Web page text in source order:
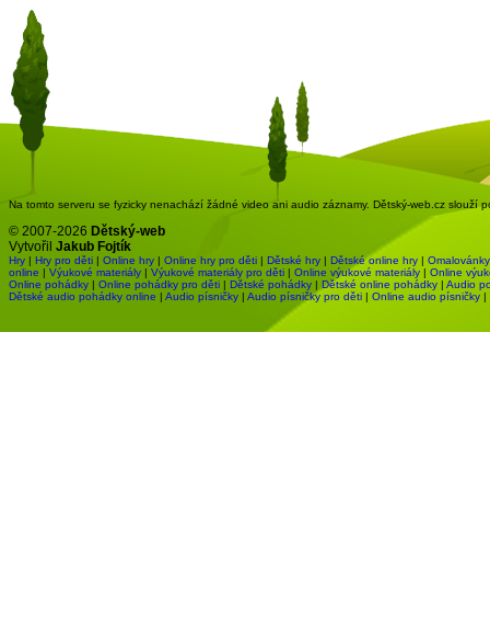
Na tomto serveru se fyzicky nenachází žádné video ani audio záznamy. Dětský-web.cz slouží
© 2007-2026 Dětský-web
Vytvořil Jakub Fojtík
Hry | Hry pro děti | Online hry | Online hry pro děti | Dětské hry | Dětské online hry | Omalovánky
online | Výukové materiály | Výukové materiály pro děti | Online výukové materiály | Online
Online pohádky | Online pohádky pro děti | Dětské pohádky | Dětské online pohádky | Audio
Dětské audio pohádky online | Audio písničky | Audio písničky pro děti | Online audio písničky |